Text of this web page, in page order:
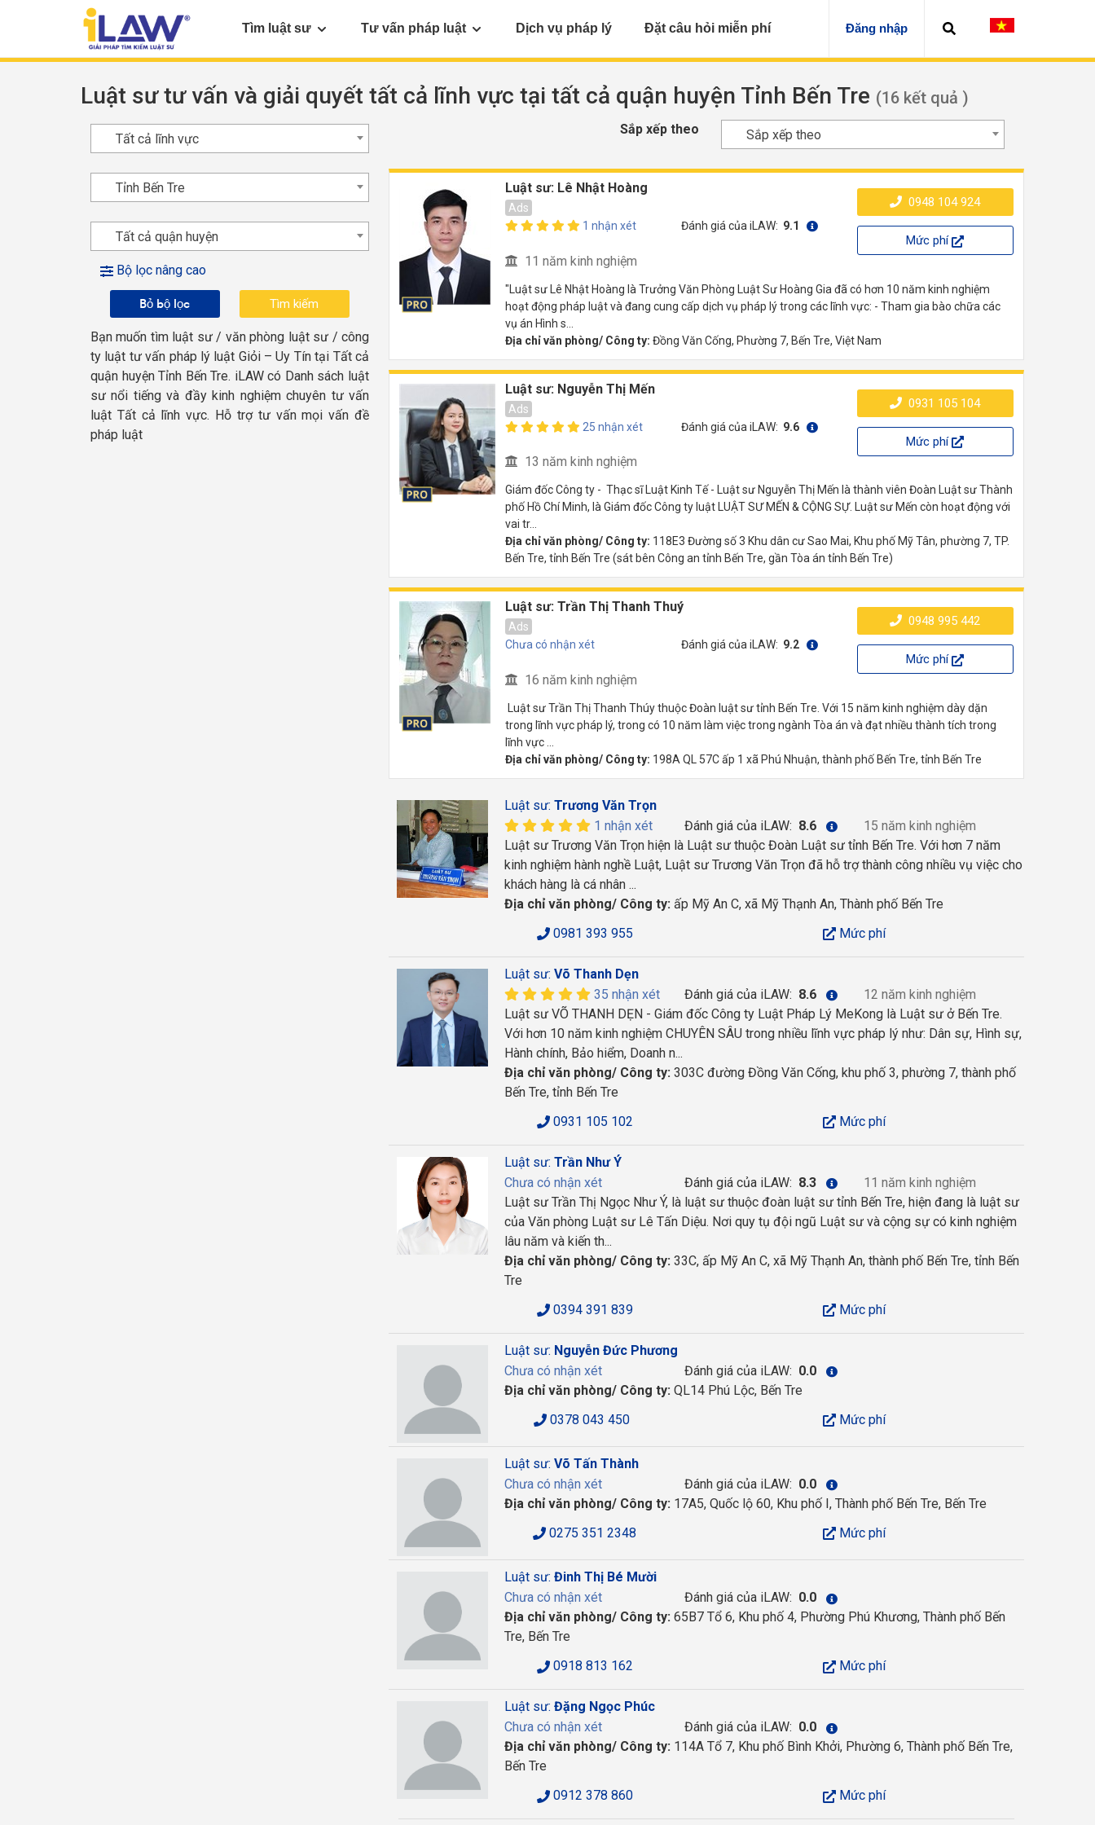
Tìm luật sư Tư vấn pháp luật Dịch vụ pháp lý Đặt câu hỏi miễn phí Đăng nhập
Luật sư tư vấn và giải quyết tất cả lĩnh vực tại tất cả quận huyện Tỉnh Bến Tre (16 kết quả )
Sắp xếp theo Sắp xếp theo
Luật sư: Lê Nhật Hoàng
Ads
1 nhận xét
Đánh giá của iLAW: 9.1
11 năm kinh nghiệm
0948 104 924
Mức phí
"Luật sư Lê Nhật Hoàng là Trưởng Văn Phòng Luật Sư Hoàng Gia đã có hơn 10 năm kinh nghiệm
hoạt động pháp luật và đang cung cấp dịch vụ pháp lý trong các lĩnh vực: - Tham gia bào chữa các
vụ án Hình s...
Địa chỉ văn phòng/ Công ty: Đồng Văn Cống, Phường 7, Bến Tre, Việt Nam
Luật sư: Nguyễn Thị Mến
Ads
25 nhận xét
Đánh giá của iLAW: 9.6
13 năm kinh nghiệm
0931 105 104
Mức phí
Giám đốc Công ty - Thạc sĩ Luật Kinh Tế - Luật sư Nguyễn Thị Mến là thành viên Đoàn Luật sư Thành
phố Hồ Chí Minh, là Giám đốc Công ty luật LUẬT SƯ MẾN & CỘNG SỰ. Luật sư Mến còn hoạt động với
vai tr...
Địa chỉ văn phòng/ Công ty: 118E3 Đường số 3 Khu dân cư Sao Mai, Khu phố Mỹ Tân, phường 7, TP.
Bến Tre, tỉnh Bến Tre (sát bên Công an tỉnh Bến Tre, gần Tòa án tỉnh Bến Tre)
Luật sư: Trần Thị Thanh Thuý
Ads
Chưa có nhận xét
Đánh giá của iLAW: 9.2
16 năm kinh nghiệm
0948 995 442
Mức phí
Luật sư Trần Thị Thanh Thúy thuộc Đoàn luật sư tỉnh Bến Tre. Với 15 năm kinh nghiệm dày dặn
trong lĩnh vực pháp lý, trong có 10 năm làm việc trong ngành Tòa án và đạt nhiều thành tích trong
lĩnh vực ...
Địa chỉ văn phòng/ Công ty: 198A QL 57C ấp 1 xã Phú Nhuận, thành phố Bến Tre, tỉnh Bến Tre
Tất cả lĩnh vực
Tỉnh Bến Tre
Tất cả quận huyện
Bộ lọc nâng cao
Bỏ bộ lọc
Bạn muốn tìm luật sư / văn phòng luật sư / công
ty luật tư vấn pháp lý luật Giỏi – Uy Tín tại Tất cả
quận huyện Tỉnh Bến Tre. iLAW có Danh sách luật
sư nổi tiếng và đầy kinh nghiệm chuyên tư vấn
luật Tất cả lĩnh vực. Hỗ trợ tư vấn mọi vấn đề
pháp luật
Luật sư: Trương Văn Trọn
1 nhận xét
Đánh giá của iLAW: 8.6
15 năm kinh nghiệm
Luật sư Trương Văn Trọn hiện là Luật sư thuộc Đoàn Luật sư tỉnh Bến Tre. Với hơn 7 năm
kinh nghiệm hành nghề Luật, Luật sư Trương Văn Trọn đã hỗ trợ thành công nhiều vụ việc cho
khách hàng là cá nhân ...
Địa chỉ văn phòng/ Công ty: ấp Mỹ An C, xã Mỹ Thạnh An, Thành phố Bến Tre
0981 393 955
Mức phí
Luật sư: Võ Thanh Dẹn
35 nhận xét
Đánh giá của iLAW: 8.6
12 năm kinh nghiệm
Luật sư VÕ THANH DẸN - Giám đốc Công ty Luật Pháp Lý MeKong là Luật sư ở Bến Tre.
Với hơn 10 năm kinh nghiệm CHUYÊN SÂU trong nhiều lĩnh vực pháp lý như: Dân sự, Hình sự,
Hành chính, Bảo hiểm, Doanh n...
Địa chỉ văn phòng/ Công ty: 303C đường Đồng Văn Cống, khu phố 3, phường 7, thành phố
Bến Tre, tỉnh Bến Tre
0931 105 102
Mức phí
Luật sư: Trần Như Ý
Chưa có nhận xét
Đánh giá của iLAW: 8.3
11 năm kinh nghiệm
Luật sư Trần Thị Ngọc Như Ý, là luật sư thuộc đoàn luật sư tỉnh Bến Tre, hiện đang là luật sư
của Văn phòng Luật sư Lê Tấn Diệu. Nơi quy tụ đội ngũ Luật sư và cộng sự có kinh nghiệm
lâu năm và kiến th...
Địa chỉ văn phòng/ Công ty: 33C, ấp Mỹ An C, xã Mỹ Thạnh An, thành phố Bến Tre, tỉnh Bến
Tre
0394 391 839
Mức phí
Luật sư: Nguyễn Đức Phương
Chưa có nhận xét
Đánh giá của iLAW: 0.0
Địa chỉ văn phòng/ Công ty: QL14 Phú Lộc, Bến Tre
0378 043 450
Mức phí
Luật sư: Võ Tấn Thành
Chưa có nhận xét
Đánh giá của iLAW: 0.0
Địa chỉ văn phòng/ Công ty: 17A5, Quốc lộ 60, Khu phố I, Thành phố Bến Tre, Bến Tre
0275 351 2348
Mức phí
Luật sư: Đinh Thị Bé Mười
Chưa có nhận xét
Đánh giá của iLAW: 0.0
Địa chỉ văn phòng/ Công ty: 65B7 Tổ 6, Khu phố 4, Phường Phú Khương, Thành phố Bến
Tre, Bến Tre
0918 813 162
Mức phí
Luật sư: Đặng Ngọc Phúc
Chưa có nhận xét
Đánh giá của iLAW: 0.0
Địa chỉ văn phòng/ Công ty: 114A Tổ 7, Khu phố Bình Khởi, Phường 6, Thành phố Bến Tre,
Bến Tre
0912 378 860
Mức phí